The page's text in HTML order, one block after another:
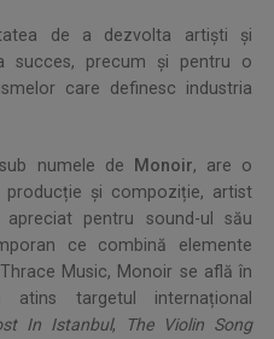
de a dezvolta artiști și
succes, precum și pentru o
care definesc industria
numele de Monoir, are o
și compoziție, artist
pentru sound-ul său
ce combină elemente
Music, Monoir se află în
targetul internațional
In Istanbul,
The Violin Song